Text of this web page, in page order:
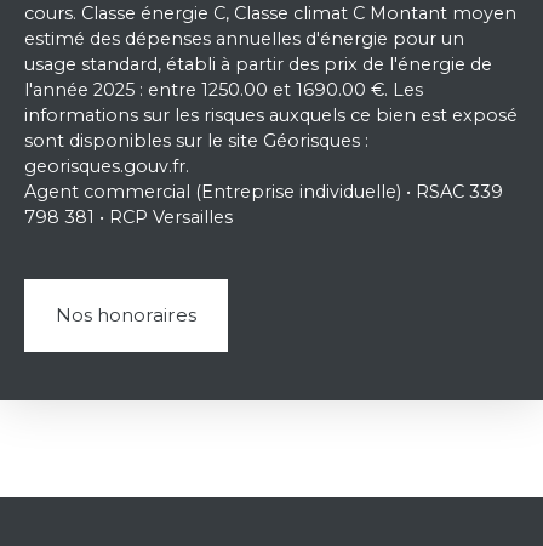
cours. Classe énergie C, Classe climat C Montant moyen
estimé des dépenses annuelles d'énergie pour un
usage standard, établi à partir des prix de l'énergie de
l'année 2025 : entre 1250.00 et 1690.00 €. Les
informations sur les risques auxquels ce bien est exposé
sont disponibles sur le site Géorisques :
georisques.gouv.fr.
Agent commercial (Entreprise individuelle) • RSAC 339
798 381 • RCP Versailles
Nos honoraires